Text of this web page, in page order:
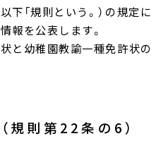
下「規則という。）の規定に
報を公表します。
と幼稚園教諭一種免許状の
規則第22条の6）